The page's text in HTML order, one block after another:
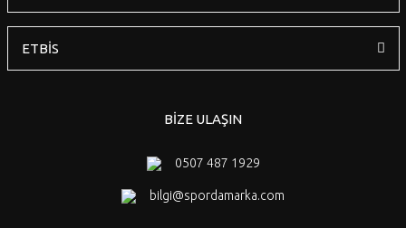
ETBİS
BİZE ULAŞIN
0507 487 1929
bilgi@spordamarka.com